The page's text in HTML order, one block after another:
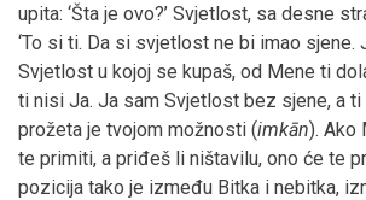
upita: ‘Šta je ovo?’ Svjetlost, sa desne
‘To si ti. Da si svjetlost ne bi imao sjene.
Svjetlost u kojoj se kupaš, od Mene ti
ti nisi Ja. Ja sam Svjetlost bez sjene, a
prožeta je tvojom možnosti (imkān). Ako
te primiti, a priđeš li ništavilu, ono će te
pozicija tako je između Bitka i nebitka,